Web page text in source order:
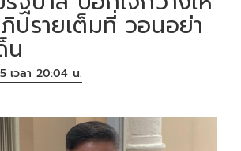
ปรายเต็มที่ วอนอย่า
น
เวลา 20:04 น.